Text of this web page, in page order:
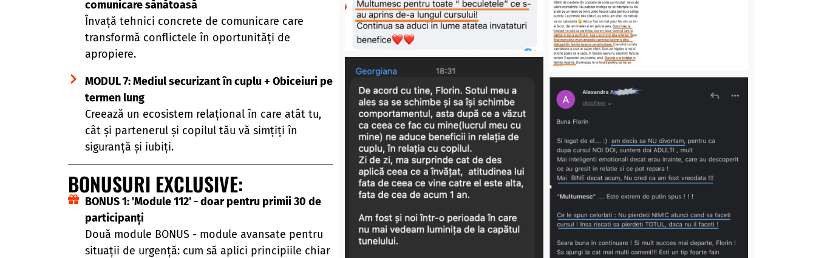
comunicare sănătoasă
Învață tehnici concrete de comunicare care
transformă conflictele în oportunități de
apropiere.
MODUL 7: Mediul securizant în cuplu + Obiceiuri pe
termen lung
Creează un ecosistem relațional în care atât tu,
cât și partenerul și copilul tău vă simțiți în
siguranță și iubiți.
BONUSURI EXCLUSIVE:
BONUS 1: 'Module 112' - doar pentru primii 30 de
participanți
Două module BONUS - module avansate pentru
situații de urgență: cum să aplici principiile chiar